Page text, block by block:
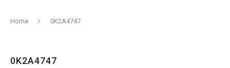
Home 0K2A4747
0K2A4747